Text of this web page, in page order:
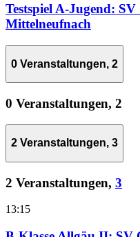
Testspiel A-Jugend:
Mittelneufnach
0 Veranstaltungen, 2
0 Veranstaltungen, 2
2 Veranstaltungen, 3
2 Veranstaltungen, 3
13:15